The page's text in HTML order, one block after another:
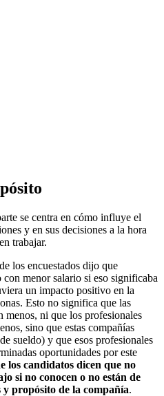
se centra en cómo influye el
y en sus decisiones a la hora
trabajar.
los encuestados dijo que
menor salario si eso significaba
un impacto positivo en la
Esto no significa que las
menos, ni que los profesionales
sino que estas compañías
sueldo) y que esos profesionales
oportunidades por este
los candidatos dicen que no
si no conocen o no están de
propósito de la compañía.